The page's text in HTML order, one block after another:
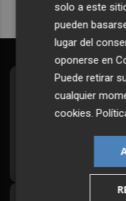
Todos los
solo a este
pueden
lugar del
oponerse en
Puede retirar
cualquier
cookies.